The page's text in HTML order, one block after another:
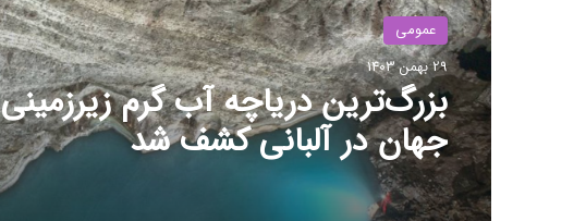
عمومی
29 بهمن 1403
بزرگ‌ترین دریاچه آب گرم زیرزمینی
جهان در آلبانی کشف شد